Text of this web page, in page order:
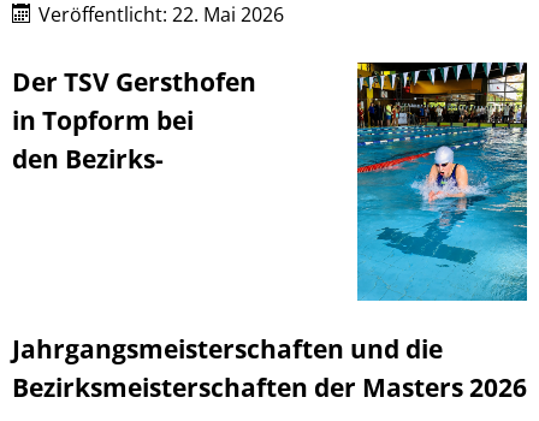
Veröffentlicht: 22. Mai 2026
Der TSV Gersthofen
in Topform bei
den Bezirks-
Jahrgangsmeisterschaften und die
Bezirksmeisterschaften der Masters 2026